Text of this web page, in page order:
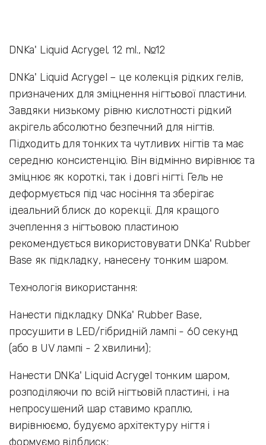
DNKa' Liquid Acrygel, 12 ml., №12
DNKa' Liquid Acrygel – це колекція рідких гелів,
призначених для зміцнення нігтьової пластини.
Завдяки низькому рівню кислотності рідкий
акрігель абсолютно безпечний для нігтів.
Підходить для тонких та чутливих нігтів та має
середню консистенцію. Він відмінно вирівнює та
зміцнює як короткі, так і довгі нігті. Гель не
деформується під час носіння та зберігає
ідеальний блиск до корекції. Для кращого
зчеплення з нігтьовою пластиною
рекомендується використовувати DNKa' Rubber
Base як підкладку, нанесену тонким шаром.
Технологія використання:
Нанести підкладку DNKa' Rubber Base,
просушити в LED/гібридній лампі - 60 секунд
(або в UV лампі - 2 хвилини);
Нанести DNKa' Liquid Acrygel тонким шаром,
розподіляючи по всій нігтьовій пластині, і на
непросушений шар ставимо краплю,
вирівнюємо, будуємо архітектуру нігтя і
формуємо відблиск;